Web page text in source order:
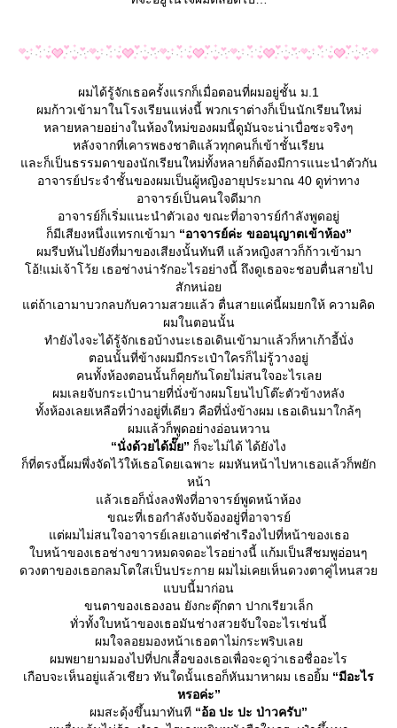
ผมได้รู้จักเธอครั้งแรกก็เมื่อตอนที่ผมอยู่ชั้น ม.1
ผมก้าวเข้ามาในโรงเรียนแห่งนี้ พวกเราต่างก็เป็นนักเรียนใหม่
หลายหลายอย่างในห้องใหม่ของผมนี้ดูมันจะน่าเบื่อซะจริงๆ
หลังจากที่เคารพธงชาติแล้วทุกคนก็เข้าชั้นเรียน
ละก็เป็นธรรมดาของนักเรียนใหม่ทั้งหลายก็ต้องมีการแนะนำตัวกัน
อาจารย์ประจำชั้นของผมเป็นผู้หญิงอายุประมาณ 40 ดูท่าทาง
อาจารย์เป็นคนใจดีมาก
อาจารย์ก็เริ่มแนะนำตัวเอง ขณะที่อาจารย์กำลังพูดอยู่
ก็มีเสียงหนึ่งแทรกเข้ามา “อาจารย์ค่ะ ขออนุญาตเข้าห้อง”
ผมรีบหันไปยังที่มาของเสียงนั้นทันที แล้วหญิงสาวก็ก้าวเข้ามา
อ้!แม่เจ้าโว้ย เธอช่างน่ารักอะไรอย่างนี้ ถึงดูเธอจะชอบตื่นสายไป
สักหน่อ
ต่ถ้าเอามาบวกลบกับความสวยแล้ว ตื่นสายแค่นี้ผมยกให้ ความคิด
ผมในตอนนั้น
ทำยังไงจะได้รู้จักเธอบ้างนะเธอเดินเข้ามาแล้วก็หาเก้าอี้นั่ง
ตอนนั้นที่ข้างผมมีกระเป๋าใครก็ไม่รู้วางอยู่
คนทั้งห้องตอนนั้นก็คุยกันโดยไม่สนใจอะไรเล
ผมเลยจับกระเป๋านายที่นั่งข้างผมโยนไปโต๊ะตัวข้างหลัง
ทั้งห้องเลยเหลือที่ว่างอยู่ที่เดียว คือที่นั่งข้างผม เธอเดินมาใกล้ๆ
ผมแล้วก็พูดอย่างอ่อนหวาน
“นั่งด้วยได้มั๊ย” ก็จะไม่ได้ ได้ยังไง
ก็ที่ตรงนี้ผมพึ่งจัดไว้ให้เธอโดยเฉพาะ ผมหันหน้าไปหาเธอแล้วก็พยัก
หน้า
ล้วเธอก็นั่งลงฟังที่อาจารย์พูดหน้าห้อง
ขณะที่เธอกำลังจับจ้องอยู่ที่อาจารย์
ต่ผมไม่สนใจอาจารย์เลยเอาแต่ชำเรืองไปที่หน้าของเธอ
บหน้าของเธอช่างขาวหมดจดอะไรอย่างนี้ แก้มเป็นสีชมพูอ่อนๆ
ดวงตาของเธอกลมโตใสเป็นประกาย ผมไม่เคยเห็นดวงตาคู่ไหนสว
บบนี้มาก่อน
ขนตาของเธองอน ยังกะตุ๊กตา ปากเรียวเล็ก
ทั่วทั้งใบหน้าของเธอมันช่างสวยจับใจอะไรเช่นนี้
ผมใจลอยมองหน้าเธอตาไม่กระพริบเล
ผมพยายามมองไปที่ปกเสื้อของเธอเพื่อจะดูว่าเธอชื่ออะไร
เกือบจะเห็นอยู่แล้วเชียว ทันใดนั้นเธอก็หันมาหาผม เธอยิ้ม “มีอะไร
หรอค่ะ”
ผมสะดุ้งขึ้นมาทันที “อ้อ ปะ ปะ ป่าวครับ”